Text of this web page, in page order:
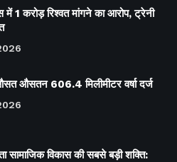
1 करोड़ रिश्वत मांगने का आरोप, ट्रेनी
औसतन 606.4 मिलीमीटर वर्षा दर्ज
सामाजिक विकास की सबसे बड़ी शक्ति: